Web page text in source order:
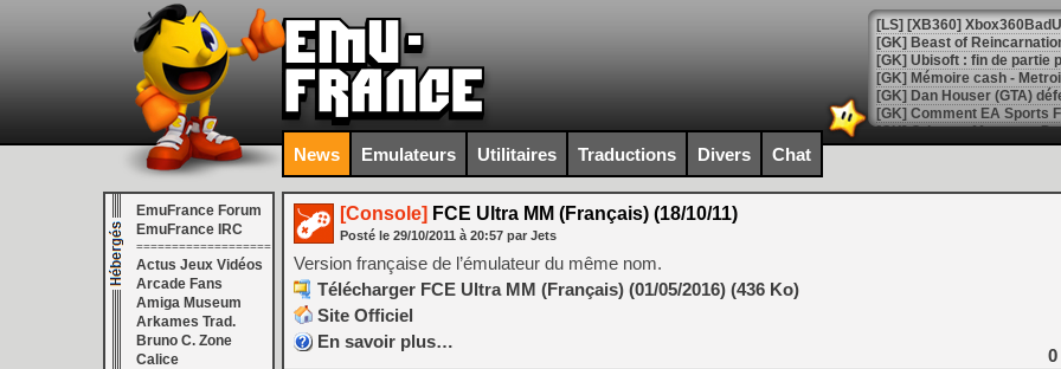
[GK] Beast of
[GK] Ubisoft : fin de partie
[GK] Mémoire cash -
[GK] Dan Houser (GTA)
[GK] Comment EA Sports
[GK] Crimson Moon : un
[GK] Isle of Reveries : le
[GK] Moonlighter 2 : The
[GK] Capcom relance
[Mo5] Deux inédits du
[GK] Le beat'em up The
[GK] Endless Legend 2 :
News Emulateurs Utilitaires Traductions Divers Chat
EmuFrance Forum
EmuFrance IRC
===================
Actus Jeux Vidéos
Arcade Fans
Amiga Museum
Arkames Trad.
Bruno C. Zone
Calice
[Console] FCE Ultra MM (Français) (18/10/11)
Posté le 29/10/2011 à 20:57 par Jets
Version française de l’émulateur du même nom.
Télécharger FCE Ultra MM (Français) (01/05/2016) (436 Ko)
Site Officiel
En savoir plus…
0